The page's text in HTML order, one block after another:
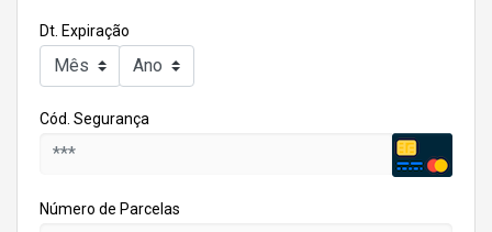
Dt. Expiração
Cód. Segurança
Número de Parcelas